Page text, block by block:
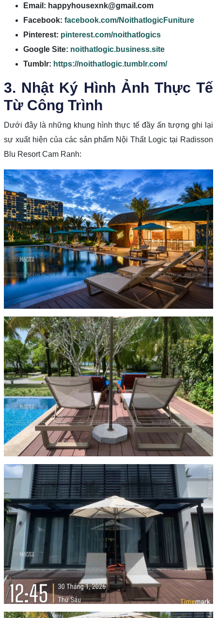
Email: happyhousexnk@gmail.com
Facebook: facebook.com/NoithatlogicFuniture
Pinterest: pinterest.com/noithatlogics
Google Site: noithatlogic.business.site
Tumblr: https://noithatlogic.tumblr.com/
3. Nhật Ký Hình Ảnh Thực Tế
Từ Công Trình
Dưới đây là những khung hình thực tế đầy ấn tượng ghi lại
sự xuất hiện của các sản phẩm Nội Thất Logic tại Radisson
Blu Resort Cam Ranh: